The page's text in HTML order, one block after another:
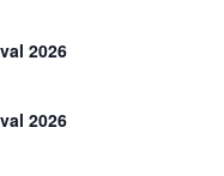
2026
2026